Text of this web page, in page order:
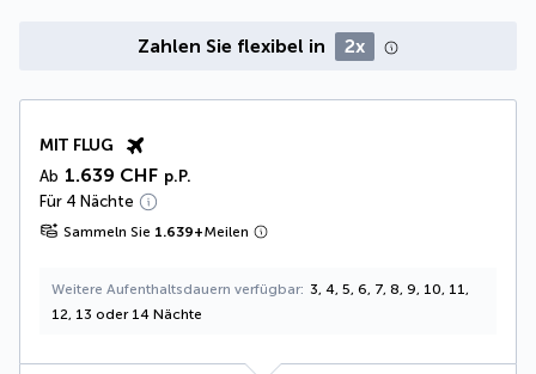
Zahlen Sie flexibel in 2x
MIT FLUG
Ab 1.639 CHF p.P.
Für 4 Nächte
Sammeln Sie 1.639+Meilen
Weitere Aufenthaltsdauern verfügbar 3, 4, 5, 6, 7, 8, 9, 10, 11,
12, 13 oder 14 Nächte